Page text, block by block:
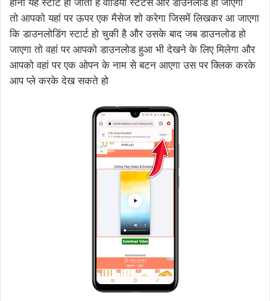
तो आपको यहां पर ऊपर एक मैसेज शो करेगा जिसमें लिखकर आ जाएगा
कि डाउनलोडिंग स्टार्ट हो चुकी है और उसके बाद जब डाउनलोड हो
जाएगा तो वहां पर आपको डाउनलोड हुआ भी देखने के लिए मिलेगा और
आपको वहां पर एक ओपन के नाम से बटन आएगा उस पर क्लिक करके
आप प्ले करके देख सकते हो